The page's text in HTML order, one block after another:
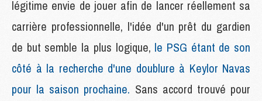
légitime envie de jouer afin de lancer réellement sa
carrière professionnelle, l'idée d'un prêt du gardien
de but semble la plus logique, le PSG étant de son
côté à la recherche d'une doublure à Keylor Navas
pour la saison prochaine. Sans accord trouvé pour